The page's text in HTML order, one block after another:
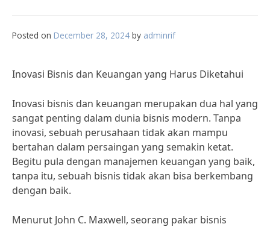
Posted on December 28, 2024 by adminrif
Inovasi Bisnis dan Keuangan yang Harus Diketahui
Inovasi bisnis dan keuangan merupakan dua hal yang
sangat penting dalam dunia bisnis modern. Tanpa
inovasi, sebuah perusahaan tidak akan mampu
bertahan dalam persaingan yang semakin ketat.
Begitu pula dengan manajemen keuangan yang baik,
tanpa itu, sebuah bisnis tidak akan bisa berkembang
dengan baik.
Menurut John C. Maxwell, seorang pakar bisnis